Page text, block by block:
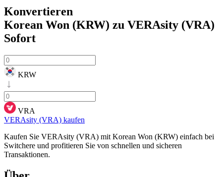
Konvertieren
Korean Won (KRW) zu VERAsity (VRA)
Sofort
KRW
VRA
VERAsity (VRA) kaufen
Kaufen Sie VERAsity (VRA) mit Korean Won (KRW) einfach bei
Switchere und profitieren Sie von schnellen und sicheren
Transaktionen.